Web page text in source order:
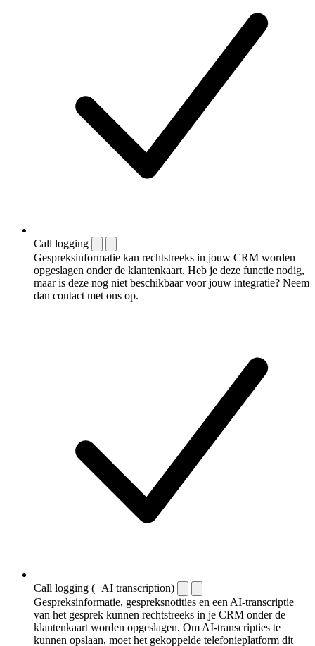
Call logging
Gespreksinformatie kan rechtstreeks in jouw CRM worden
opgeslagen onder de klantenkaart. Heb je deze functie nodig,
maar is deze nog niet beschikbaar voor jouw integratie? Neem
dan contact met ons op.
Call logging (+AI transcription)
Gespreksinformatie, gespreksnotities en een AI-transcriptie
van het gesprek kunnen rechtstreeks in je CRM onder de
klantenkaart worden opgeslagen. Om AI-transcripties te
kunnen opslaan, moet het gekoppelde telefonieplatform dit